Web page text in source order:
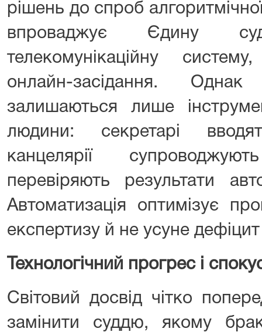
рішень до спроб
впроваджує Єдину
телекомунікаційну
онлайн-засідання. Однак
залишаються лише
людини: секретарі
канцелярії
перевіряють результати
Автоматизація оптимізує
експертизу й не усуне дефіцит
Технологічний прогрес і
Світовий досвід чітко
замінити суддю, якому